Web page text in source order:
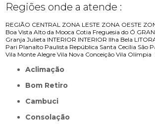
Regiões onde a atende :
REGIÃO CENTRAL ZONA LESTE ZONA OESTE
Boa Vista Alto da Mooca Cotia Freguesia do Ó
Granja Julieta INTERIOR INTERIOR Ilha Bela
Pari Planalto Paulista República Santa Cecília São
Vila Monte Alegre Vila Nova Conceição Vila Olímpia
Aclimação
Bom Retiro
Cambuci
Consolação